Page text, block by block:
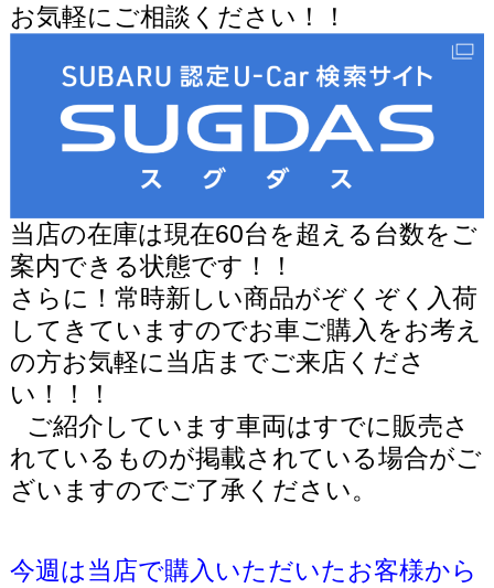
お気軽にご相談ください！！
当店の在庫は現在60台を超える台数をご
案内できる状態です！！
さらに！常時新しい商品がぞくぞく入荷
してきていますのでお車ご購入をお考え
の方お気軽に当店までご来店くださ
い！！！
ご紹介しています車両はすでに販売さ
れているものが掲載されている場合がご
ざいますのでご了承ください。
今週は当店で購入いただいたお客様から